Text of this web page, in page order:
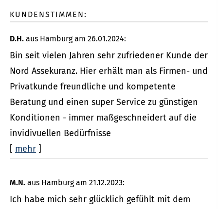
KUNDENSTIMMEN:
D.H. aus Hamburg am 26.01.2024:
Bin seit vielen Jahren sehr zufriedener Kunde der
Nord Assekuranz. Hier erhält man als Firmen- und
Privatkunde freundliche und kompetente
Beratung und einen super Service zu günstigen
Konditionen - immer maßgeschneidert auf die
invidivuellen Bedürfnisse
[ mehr ]
M.N. aus Hamburg am 21.12.2023:
Ich habe mich sehr glücklich gefühlt mit dem